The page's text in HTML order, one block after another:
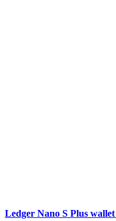
Ledger Nano S Plus